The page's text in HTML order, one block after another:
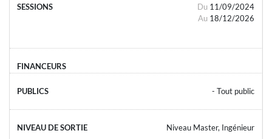
Du 11/09/2024
Au 18/12/2026
- Tout public
Niveau Master, Ingénieur